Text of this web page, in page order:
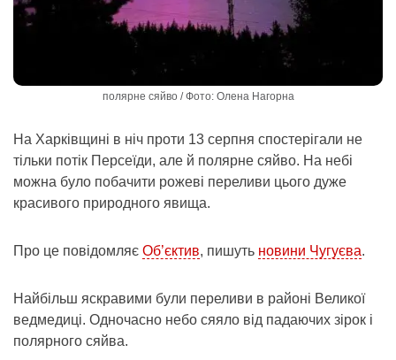
полярне сяйво / Фото: Олена Нагорна
На Харківщині в ніч проти 13 серпня спостерігали не
тільки потік Персеїди, але й полярне сяйво. На небі
можна було побачити рожеві переливи цього дуже
красивого природного явища.
Про це повідомляє Об’єктив, пишуть новини Чугуєва.
Найбільш яскравими були переливи в районі Великої
ведмедиці. Одночасно небо сяяло від падаючих зірок і
полярного сяйва.